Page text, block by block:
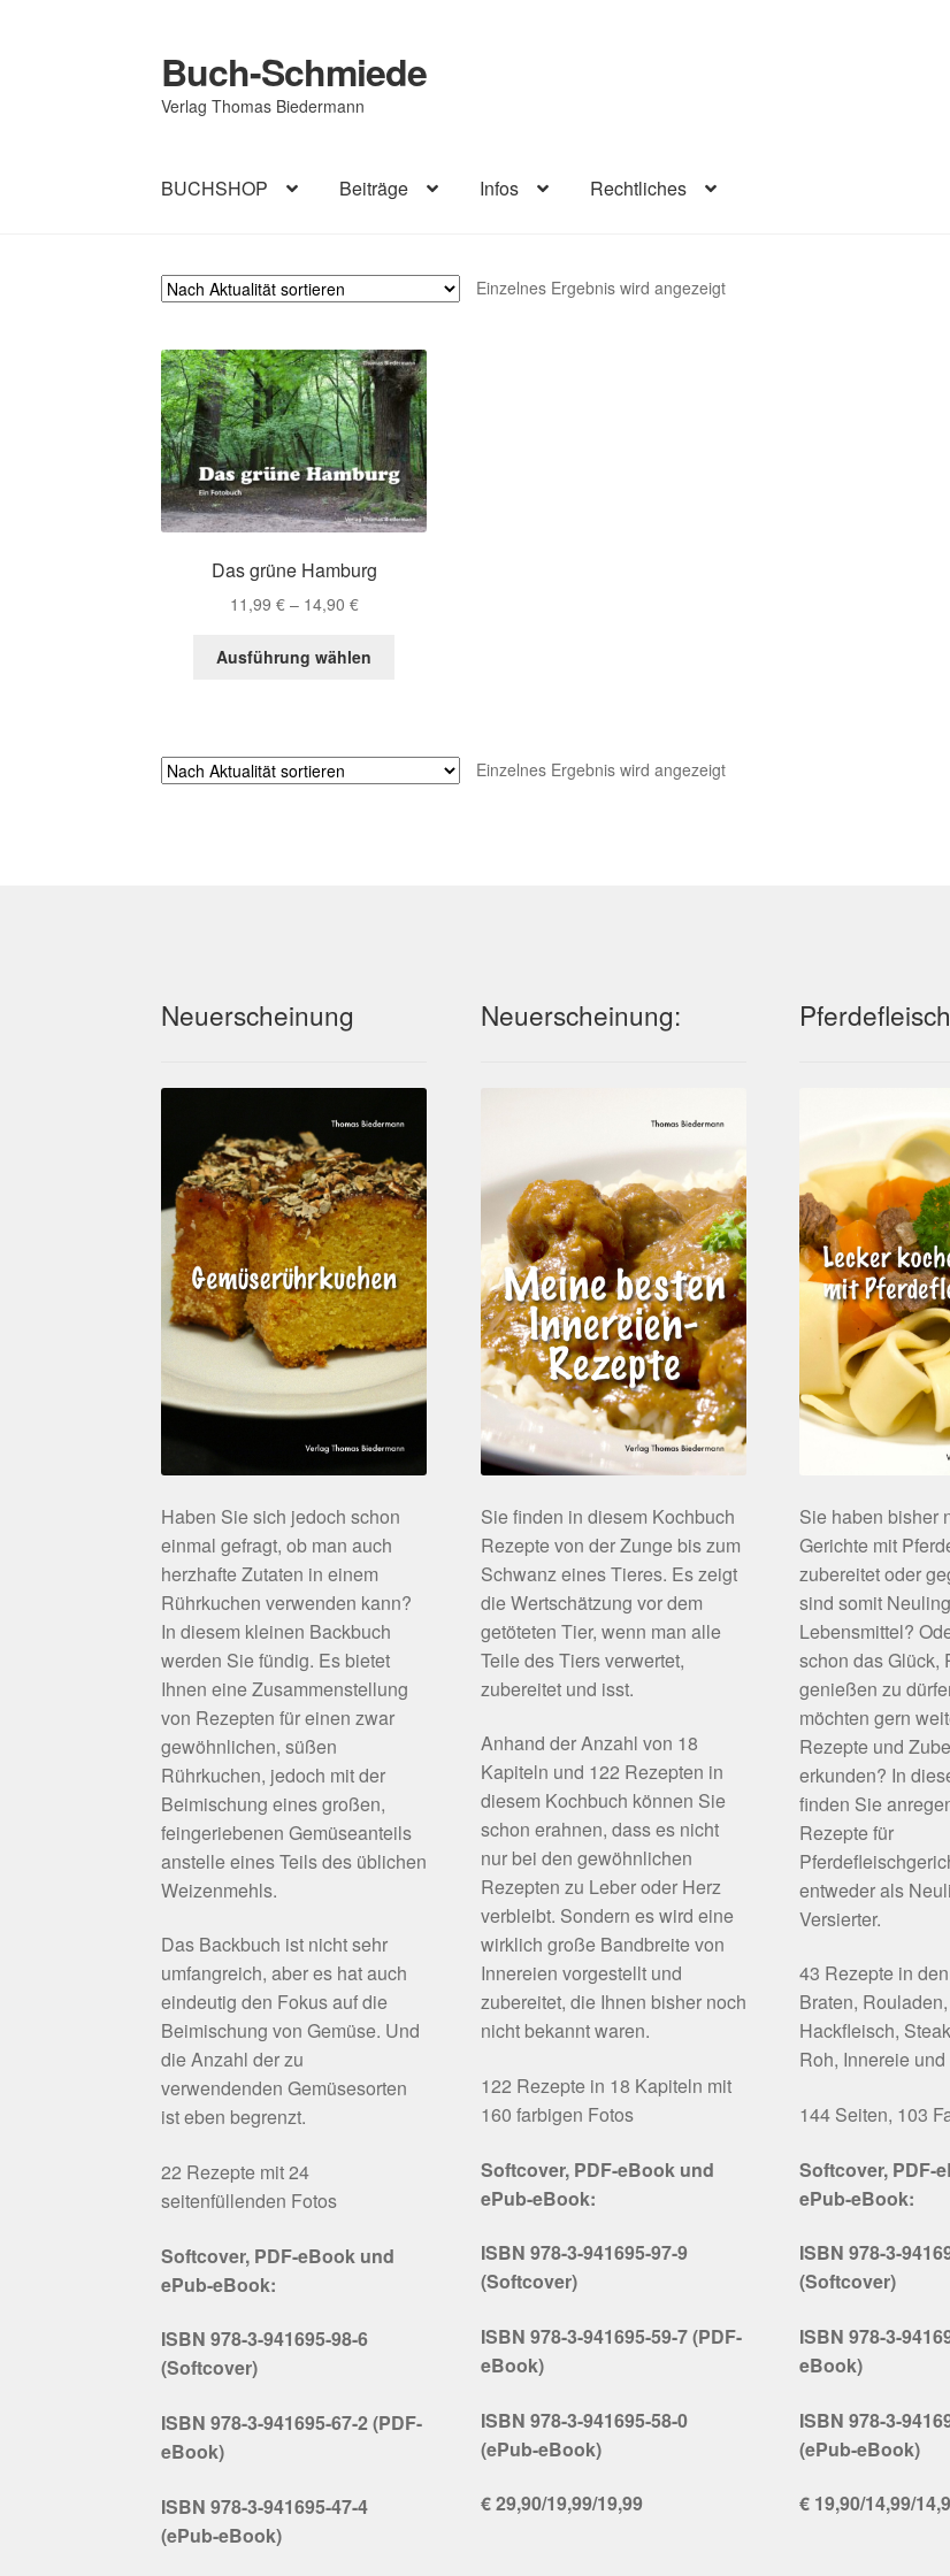
Zur
Navigation
springen
Zum
Inhalt
springen
Buch-Schmiede
Verlag Thomas Biedermann
BUCHSHOP Beiträge Infos Rechtliches
Einzelnes Ergebnis wird angezeigt
Das grüne Hamburg
11,99 € – 14,90 €Preisspanne:
bis
Ausführung wählen
Einzelnes Ergebnis wird angezeigt
Neuerscheinung
Haben Sie sich jedoch schon
einmal gefragt, ob man auch
herzhafte Zutaten in einem
Rührkuchen verwenden kann?
In diesem kleinen Backbuch
werden Sie fündig. Es bietet
Ihnen eine Zusammenstellung
von Rezepten für einen zwar
gewöhnlichen, süßen
Rührkuchen, jedoch mit der
Beimischung eines großen,
feingeriebenen Gemüseanteils
anstelle eines Teils des üblichen
Weizenmehls.
Das Backbuch ist nicht sehr
umfangreich, aber es hat auch
eindeutig den Fokus auf die
Beimischung von Gemüse. Und
die Anzahl der zu
verwendenden Gemüsesorten
ist eben begrenzt.
22 Rezepte mit 24
seitenfüllenden Fotos
Softcover, PDF-eBook und
ePub-eBook:
ISBN 978-3-941695-98-6
(Softcover)
ISBN 978-3-941695-67-2 (PDF-
eBook)
ISBN 978-3-941695-47-4
(ePub-eBook)
Neuerscheinung:
Sie finden in diesem Kochbuch
Rezepte von der Zunge bis zum
Schwanz eines Tieres. Es zeigt
die Wertschätzung vor dem
getöteten Tier, wenn man alle
Teile des Tiers verwertet,
zubereitet und isst.
Anhand der Anzahl von 18
Kapiteln und 122 Rezepten in
diesem Kochbuch können Sie
schon erahnen, dass es nicht
nur bei den gewöhnlichen
Rezepten zu Leber oder Herz
verbleibt. Sondern es wird eine
wirklich große Bandbreite von
Innereien vorgestellt und
zubereitet, die Ihnen bisher noch
nicht bekannt waren.
122 Rezepte in 18 Kapiteln mit
160 farbigen Fotos
Softcover, PDF-eBook und
ePub-eBook:
ISBN 978-3-941695-97-9
(Softcover)
ISBN 978-3-941695-59-7 (PDF-
eBook)
ISBN 978-3-941695-58-0
(ePub-eBook)
€ 29,90/19,99/19,99
Sie haben bisher
Gerichte mit
zubereitet oder
sind somit
Lebensmittel?
schon das Glück,
genießen zu
möchten gern
Rezepte und
erkunden? In
finden Sie
Rezepte für
entweder als
Versierter.
43 Rezepte in
Braten,
Hackfleisch,
Roh, Innereie und
144 Seiten, 103
Softcover, PDF-
ePub-eBook:
ISBN 978-3-
(Softcover)
ISBN 978-3-
eBook)
ISBN 978-3-
(ePub-eBook)
€ 19,90/14,99/